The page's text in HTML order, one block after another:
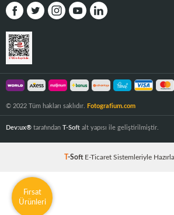
© 2022 Tüm hakları saklıdır. Fotografium.com
Dev:ux® tarafından T-Soft alt yapısı ile geliştirilmiştir.
T-Soft E-Ticaret Sistemleriyle
Fırsat
Ürünleri